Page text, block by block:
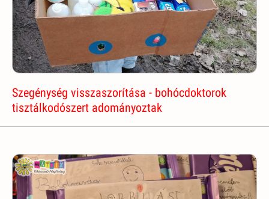
Szegénység visszaszorítása - bohócdoktorok
tisztálkodószert adományoztak